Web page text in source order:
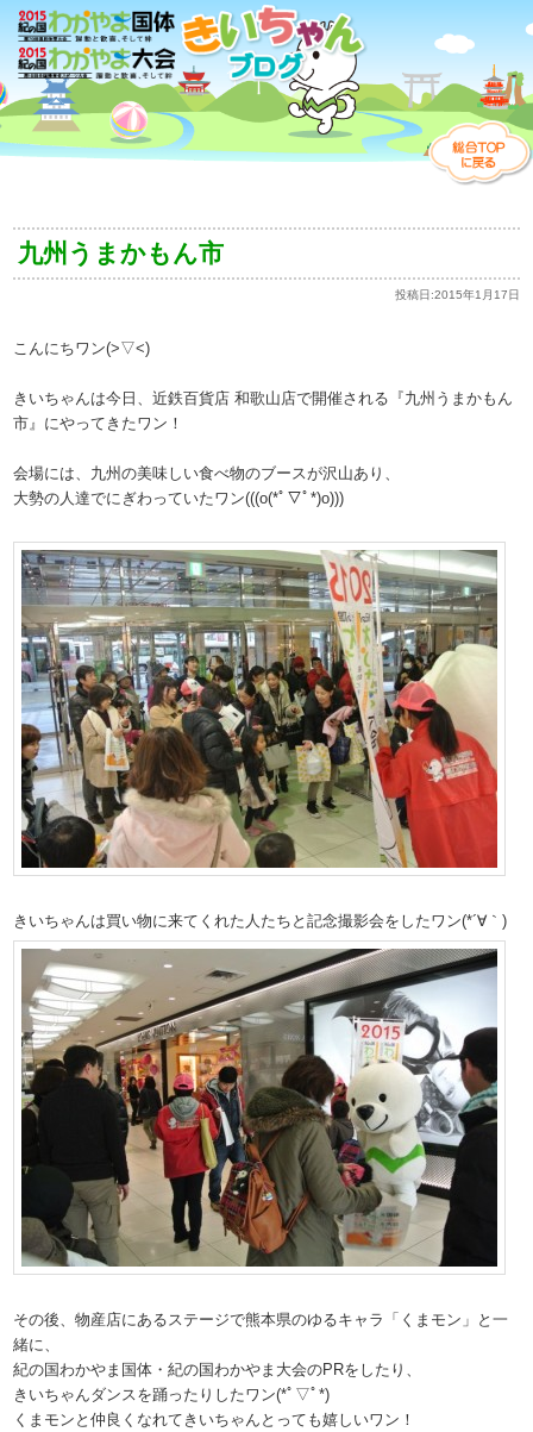
九州うまかもん市
投稿日:2015年1月17日
こんにちワン(>▽<)
きいちゃんは今日、近鉄百貨店 和歌山店で開催される『九州うまかもん
市』にやってきたワン！
会場には、九州の美味しい食べ物のブースが沢山あり、
大勢の人達でにぎわっていたワン(((o(*ﾟ▽ﾟ*)o)))
きいちゃんは買い物に来てくれた人たちと記念撮影会をしたワン(*´∀｀)
その後、物産店にあるステージで熊本県のゆるキャラ「くまモン」と一
緒に、
紀の国わかやま国体・紀の国わかやま大会のPRをしたり、
きいちゃんダンスを踊ったりしたワン(*ﾟ▽ﾟ*)
くまモンと仲良くなれてきいちゃんとっても嬉しいワン！